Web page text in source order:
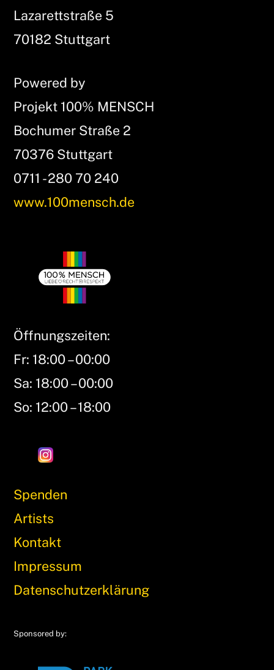
Lazarettstraße 5
70182 Stuttgart
Powered by
Projekt 100% MENSCH
Bochumer Straße 2
70376 Stuttgart
0711 - 280 70 240
www.100mensch.de
Öffnungszeiten:
Fr: 18:00 – 00:00
Sa: 18:00 – 00:00
So: 12:00 – 18:00
Spenden
Artists
Kontakt
Impressum
Datenschutzerklärung
Sponsored by: